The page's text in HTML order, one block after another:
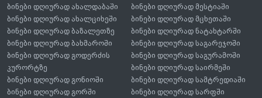
ბინები დღიურად ახალდაბაში
ბინები დღიურად ახალციხეში
ბინები დღიურად ბაზალეთზე
ბინები დღიურად ბახმაროში
ბინები დღიურად გოდერძის
კურორტზე
ბინები დღიურად გონიოში
ბინები დღიურად გორში
ბინები დღიურად მესტიაში
ბინები დღიურად მცხეთაში
ბინები დღიურად ნატახტარში
ბინები დღიურად საგარეჯოში
ბინები დღიურად საგურამოში
ბინები დღიურად საირმეში
ბინები დღიურად სამტრედიაში
ბინები დღიურად სარფში